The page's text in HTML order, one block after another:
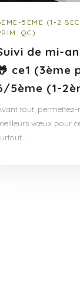
5ÈME (1-2
QC)
de mi-
ce1 (3ème
5ème (1-
tout,
vœux pour